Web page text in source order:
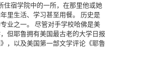
住宿学院中的一所，在那里他或她
里生活、学习甚至用餐。
历史是
业之一。
尽管对手学校哈佛是美
但耶鲁拥有美国最古老的大学日报
》，以及美国第一部文学评论《耶鲁